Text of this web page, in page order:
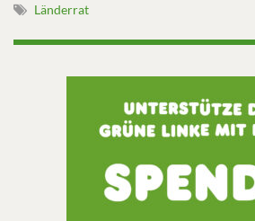
Länderrat